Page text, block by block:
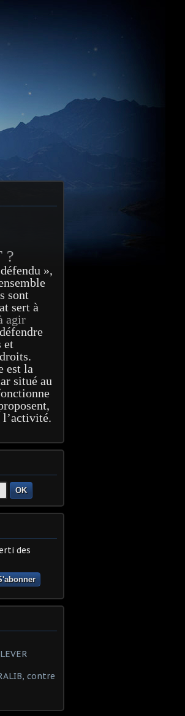
?
»,
sont
sert à
agir
et
est la
situé au
l’activité.
OK
des
contre